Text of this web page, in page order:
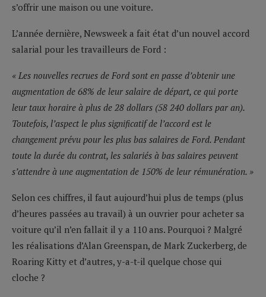
s’offrir une maison ou une voiture.
L’année dernière, Newsweek a fait état d’un nouvel accord
salarial pour les travailleurs de Ford :
« Les nouvelles recrues de Ford sont en passe d’obtenir une
augmentation de 68% de leur salaire de départ, ce qui porte
leur taux horaire à plus de 28 dollars (58 240 dollars par an).
Toutefois, l’aspect le plus significatif de l’accord est le
changement prévu pour les plus bas salaires de Ford. Pendant
toute la durée du contrat, les salariés à bas salaires peuvent
s’attendre à une augmentation de 150% de leur rémunération. »
Selon ces chiffres, il faut aujourd’hui plus de temps (plus
d’heures passées au travail) à un ouvrier pour acheter sa
voiture qu’il n’en fallait il y a 110 ans. Pourquoi ? Malgré
les réalisations d’Alan Greenspan, de Mark Zuckerberg, de
Roaring Kitty et d’autres, y-a-t-il quelque chose qui
cloche ?